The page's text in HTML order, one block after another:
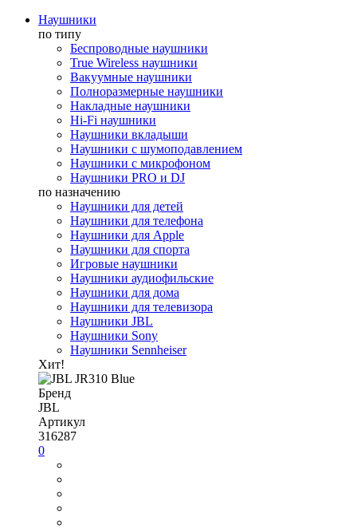
Наушники
по типу
Беспроводные наушники
True Wireless наушники
Вакуумные наушники
Полноразмерные наушники
Накладные наушники
Hi-Fi наушники
Наушники вкладыши
Наушники с шумоподавлением
Наушники с микрофоном
Наушники PRO и DJ
по назначению
Наушники для детей
Наушники для телефона
Наушники для Apple
Наушники для спорта
Игровые наушники
Наушники аудиофильские
Наушники для дома
Наушники для телевизора
Наушники JBL
Наушники Sony
Наушники Sennheiser
Хит!
Бренд
JBL
Артикул
316287
0